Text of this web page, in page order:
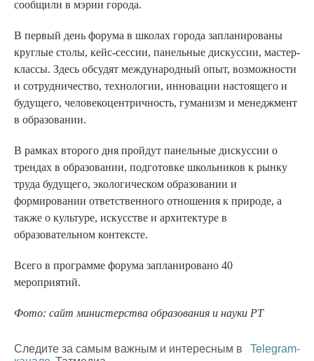
сообщили в мэрии города.
В первый день форума в школах города запланированы
круглые столы, кейс-сессии, панельные дискуссии, мастер-
классы. Здесь обсудят международный опыт, возможности
и сотрудничество, технологии, инновации настоящего и
будущего, человекоцентричность, гуманизм и менеджмент
в образовании.
В рамках второго дня пройдут панельные дискуссии о
трендах в образовании, подготовке школьников к рынку
труда будущего, экологическом образовании и
формировании ответственного отношения к природе, а
также о культуре, искусстве и архитектуре в
образовательном контексте.
Всего в программе форума запланировано 40
мероприятий.
Фото: сайт министерства образования и науки РТ
Следите за самым важным и интересным в
Telegram-